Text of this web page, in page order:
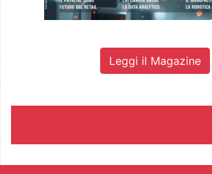
Leggi il Magazine